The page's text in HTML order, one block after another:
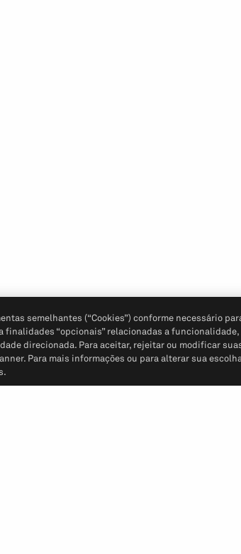
semelhantes (“Cookies”) conforme necessário
finalidades “opcionais” relacionadas a funcionalidade,
direcionada. Para aceitar, rejeitar ou modificar
Para mais informações ou para alterar sua escolha